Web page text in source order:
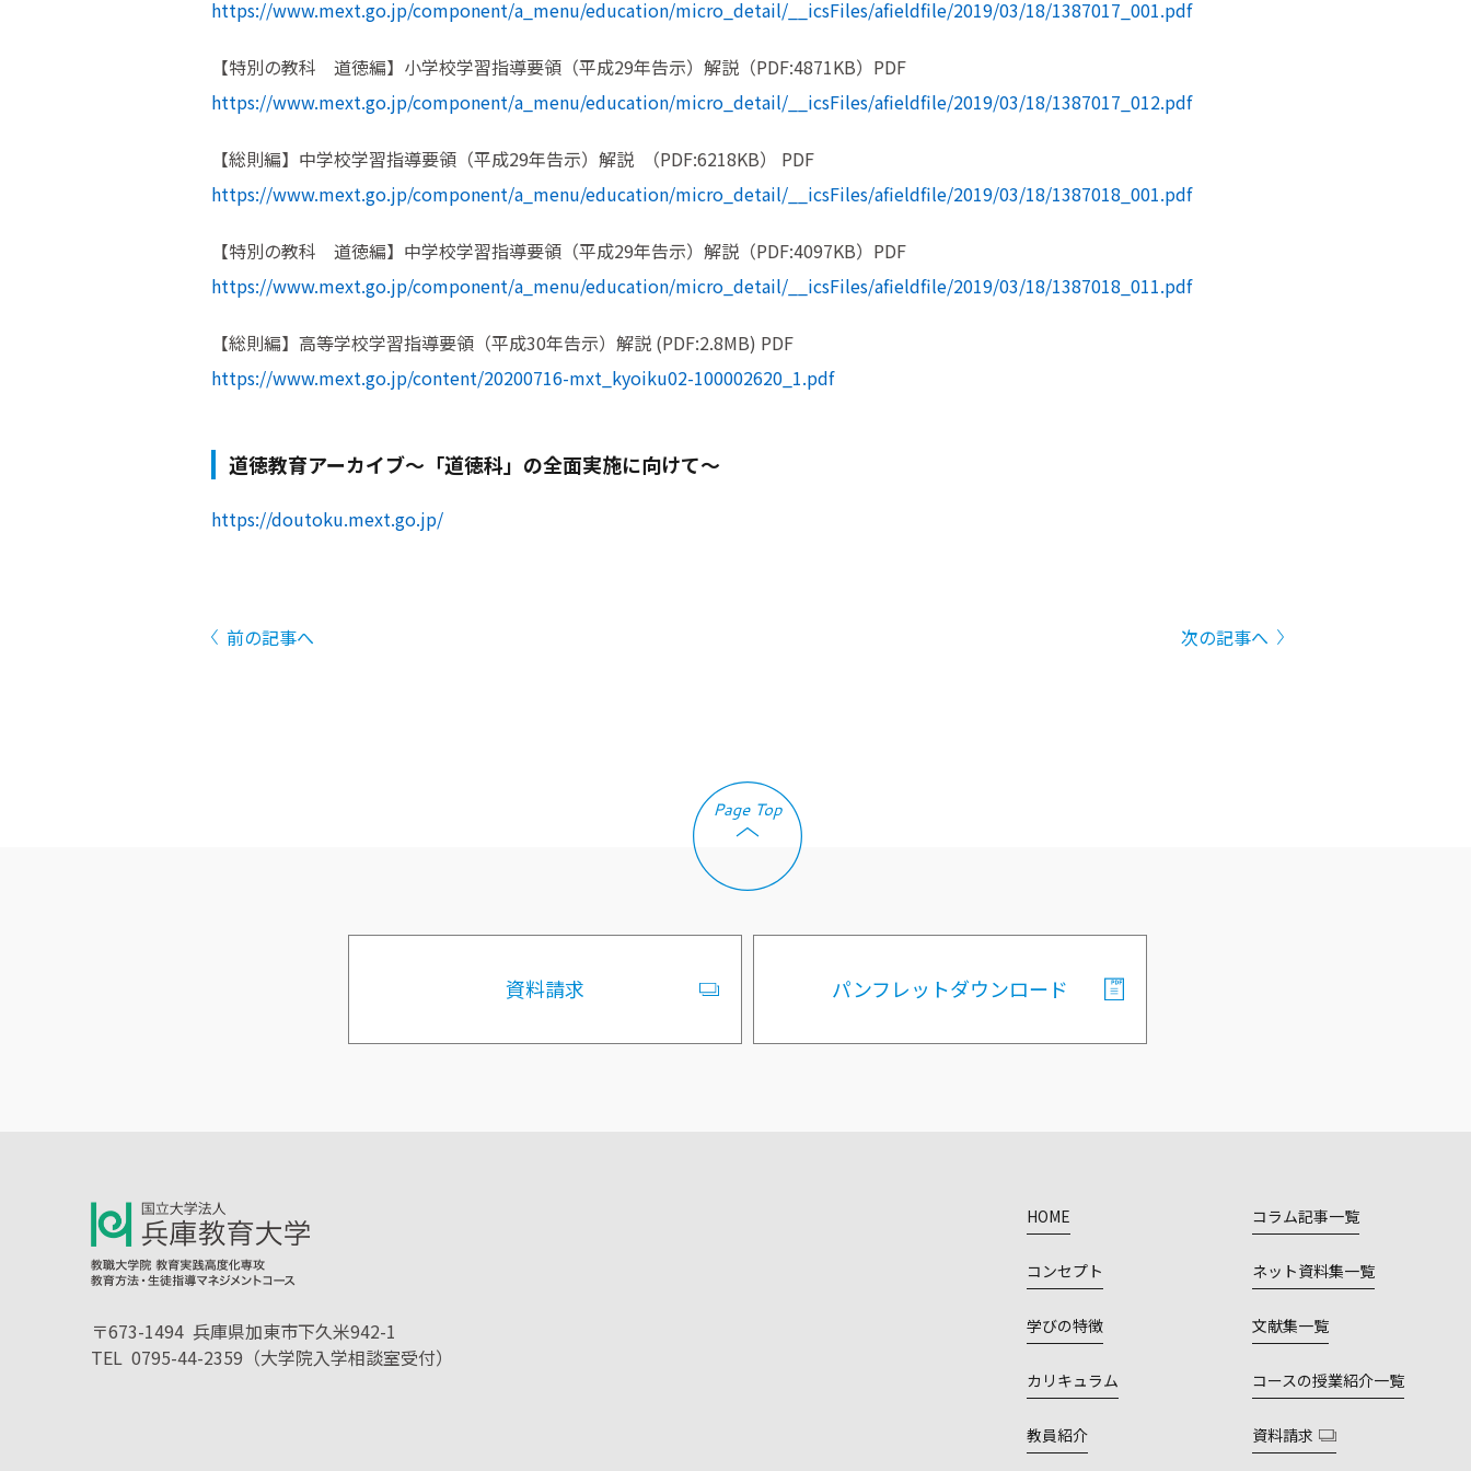
https://www.mext.go.jp/component/a_menu/education/micro_detail/__icsFiles/afieldfile/2019/03/18/1387017_001.pdf
【特別の教科 道徳編】小学校学習指導要領（平成29年告示）解説（PDF:4871KB）PDF
https://www.mext.go.jp/component/a_menu/education/micro_detail/__icsFiles/afieldfile/2019/03/18/1387017_012.pdf
【総則編】中学校学習指導要領（平成29年告示）解説 （PDF:6218KB） PDF
https://www.mext.go.jp/component/a_menu/education/micro_detail/__icsFiles/afieldfile/2019/03/18/1387018_001.pdf
【特別の教科 道徳編】中学校学習指導要領（平成29年告示）解説（PDF:4097KB）PDF
https://www.mext.go.jp/component/a_menu/education/micro_detail/__icsFiles/afieldfile/2019/03/18/1387018_011.pdf
【総則編】高等学校学習指導要領（平成30年告示）解説 (PDF:2.8MB) PDF
https://www.mext.go.jp/content/20200716-mxt_kyoiku02-100002620_1.pdf
道徳教育アーカイブ～「道徳科」の全面実施に向けて～
https://doutoku.mext.go.jp/
前の記事へ 次の記事へ
資料請求 パンフレットダウンロード
〒673-1494 兵庫県加東市下久米942-1
TEL 0795-44-2359（大学院入学相談室受付）
HOME
コンセプト
学びの特徴
カリキュラム
教員紹介
コラム記事一覧
ネット資料集一覧
文献集一覧
コースの授業紹介一覧
資料請求